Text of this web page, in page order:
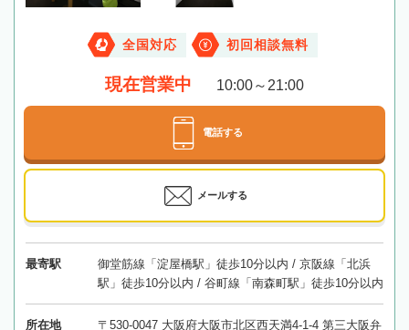
全国対応 初回相談無料
現在営業中 10:00～21:00
電話する
メールする
最寄駅
御堂筋線「淀屋橋駅」徒歩10分以内 / 京阪線「北浜
駅」徒歩10分以内 / 谷町線「南森町駅」徒歩10分以内
所在地
〒530-0047 大阪府大阪市北区西天満4-1-4 第三大阪弁